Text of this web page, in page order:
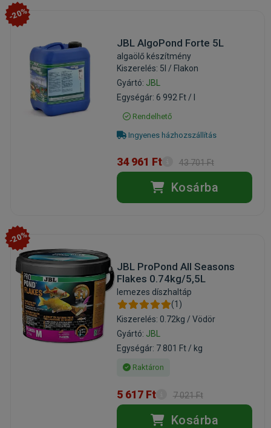
-20%
JBL AlgoPond Forte 5L
algaölő készítmény
Kiszerelés: 5l / Flakon
Gyártó: JBL
Egységár: 6 992 Ft / l
Rendelhető
Ingyenes házhozszállítás
34 961 Ft 43 701 Ft
Kosárba
-20%
JBL ProPond All Seasons
Flakes 0.74kg/5,5L
lemezes díszhaltáp
(1)
Kiszerelés: 0.72kg / Vödör
Gyártó: JBL
Egységár: 7 801 Ft / kg
Raktáron
5 617 Ft 7 021 Ft
Kosárba